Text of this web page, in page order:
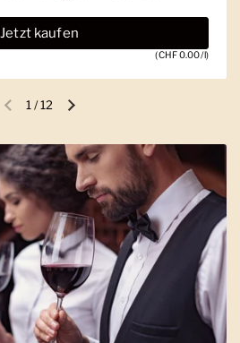
Jetzt kaufen
(CHF 0.00/l)
Vorherige FolieNächste Folie
1 /12